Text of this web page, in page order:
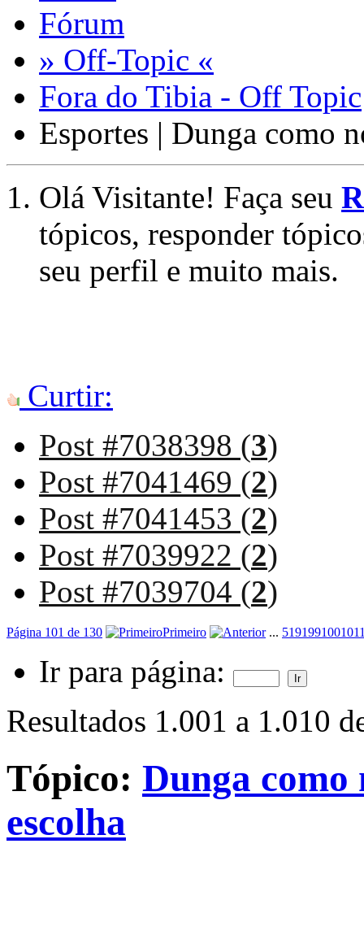
Fórum
» Off-Topic «
Fora do Tibia - Off Topic
Esportes | Dunga como
Olá Visitante! Faça seu
tópicos, responder
seu perfil e muito mais.
Curtir:
Post #7038398 (3)
Post #7041469 (2)
Post #7041453 (2)
Post #7039922 (2)
Post #7039704 (2)
Página 101 de 130 Primeiro ... 519199100101
Ir para página:
Resultados 1.001 a 1.010
Tópico: Dunga como
escolha